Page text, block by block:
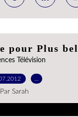
pour Plus
Télévision
Par Sarah